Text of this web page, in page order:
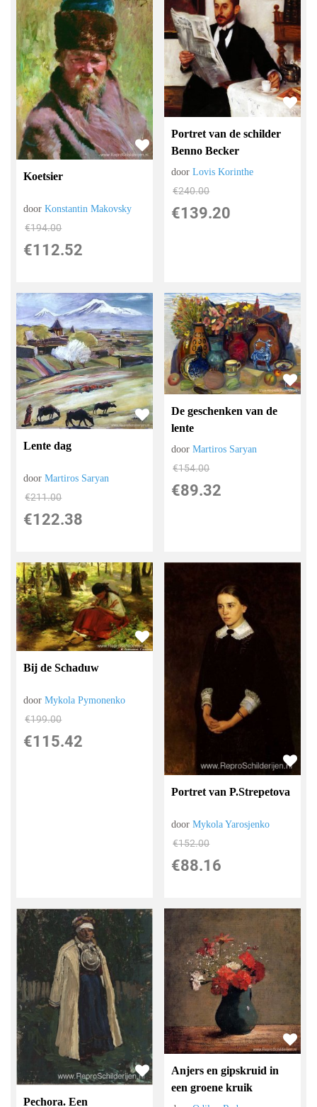
Koetsier
doorKonstantin Makovsky
€194.00
€112.52
Portret van de schilder
Benno Becker
doorLovis Korinthe
€240.00
€139.20
Lente dag
doorMartiros Saryan
€211.00
€122.38
De geschenken van de
lente
doorMartiros Saryan
€154.00
€89.32
Bij de Schaduw
doorMykola Pymonenko
€199.00
€115.42
Portret van P.Strepetova
doorMykola Yarosjenko
€152.00
€88.16
Pechora. Een
Anjers en gipskruid in
een groene kruik